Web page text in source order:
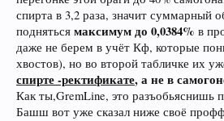
спирта в 3,2 раза, значит суммарный
подняться максимум до 0,0384% в
даже не берем в учёт Кф, которые
хвостов), но во второй табличке их
спирте -ректификате, а не в
Как ты,GremLine, это разъобьяснишь
Башш вот уже сказал ниже своё